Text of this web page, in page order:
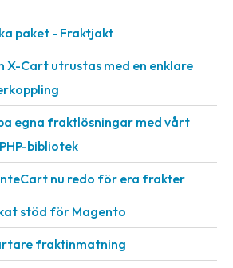
paket - Fraktjakt
X-Cart utrustas med en enklare
egna fraktlösningar med vårt
bibliotek
nu redo för era frakter
stöd för Magento
fraktinmatning